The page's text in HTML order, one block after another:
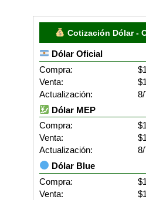
Cotización Dólar -
Dólar Oficial
Compra:
Venta:
Actualización:
Dólar MEP
Compra:
Venta:
Actualización:
Dólar Blue
Compra:
Venta: